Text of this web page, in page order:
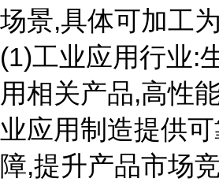
场景,具体可加工
(1)工业应用行业:
用相关产品,高性
业应用制造提供
障,提升产品市场